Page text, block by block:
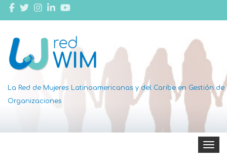
La Red de Mujeres Latinoamericanas y del Caribe en Gestión de
Organizaciones
Toggle